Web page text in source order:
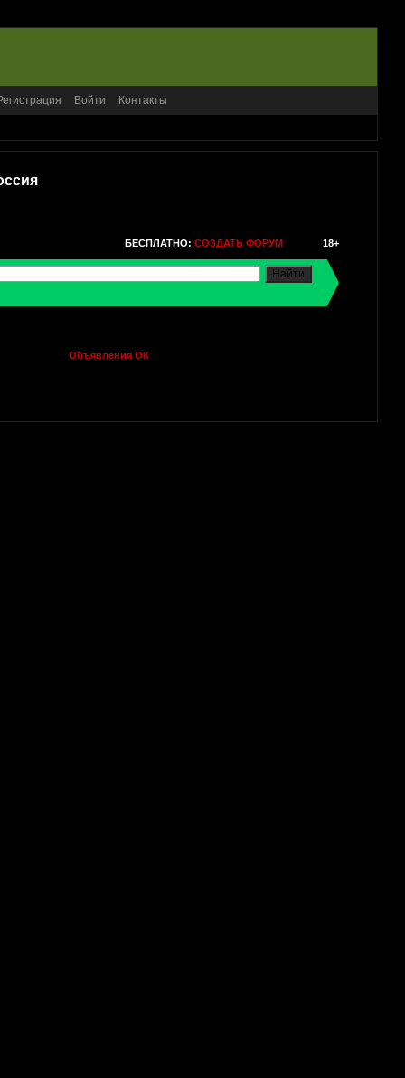
Войти Контакты
БЕСПЛАТНО: СОЗДАТЬ ФОРУМ 18+
Объявления ОК